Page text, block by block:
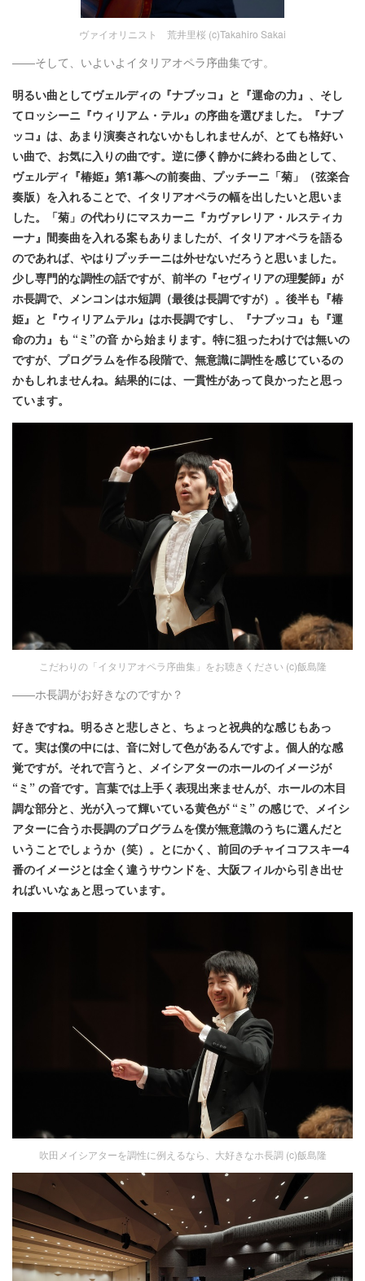
ヴァイオリニスト 荒井里桜 (c)Takahiro Sakai
――そして、いよいよイタリアオペラ序曲集です。
明るい曲としてヴェルディの『ナブッコ』と『運命の力』、そし
てロッシーニ『ウィリアム・テル』の序曲を選びました。『ナブ
ッコ』は、あまり演奏されないかもしれませんが、とても格好い
い曲で、お気に入りの曲です。逆に儚く静かに終わる曲として、
ヴェルディ『椿姫』第1幕への前奏曲、プッチーニ「菊」（弦楽合
奏版）を入れることで、イタリアオペラの幅を出したいと思いま
した。「菊」の代わりにマスカーニ『カヴァレリア・ルスティカ
ーナ』間奏曲を入れる案もありましたが、イタリアオペラを語る
のであれば、やはりプッチーニは外せないだろうと思いました。
少し専門的な調性の話ですが、前半の『セヴィリアの理髪師』が
ホ長調で、メンコンはホ短調（最後は長調ですが）。後半も『椿
姫』と『ウィリアムテル』はホ長調ですし、『ナブッコ』も『運
命の力』も “ミ”の音 から始まります。特に狙ったわけでは無いの
ですが、プログラムを作る段階で、無意識に調性を感じているの
かもしれませんね。結果的には、一貫性があって良かったと思っ
ています。
こだわりの「イタリアオペラ序曲集」をお聴きください (c)飯島隆
――ホ長調がお好きなのですか？
好きですね。明るさと悲しさと、ちょっと祝典的な感じもあっ
て。実は僕の中には、音に対して色があるんですよ。個人的な感
覚ですが。それで言うと、メイシアターのホールのイメージが
“ミ” の音です。言葉では上手く表現出来ませんが、ホールの木目
調な部分と、光が入って輝いている黄色が “ミ” の感じで、メイシ
アターに合うホ長調のプログラムを僕が無意識のうちに選んだと
いうことでしょうか（笑）。とにかく、前回のチャイコフスキー4
番のイメージとは全く違うサウンドを、大阪フィルから引き出せ
ればいいなぁと思っています。
吹田メイシアターを調性に例えるなら、大好きなホ長調 (c)飯島隆